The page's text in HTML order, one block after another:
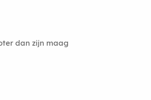
dan zijn maag